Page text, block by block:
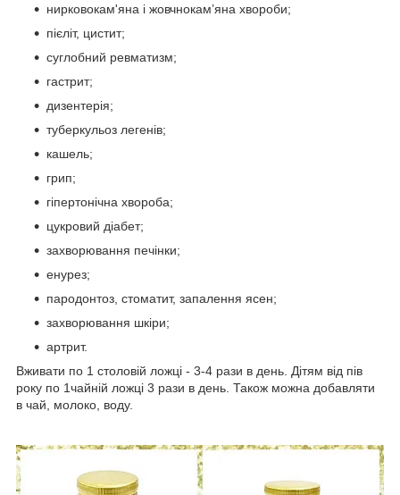
нирковокам'яна і жовчнокам’яна хвороби;
пієліт, цистит;
суглобний ревматизм;
гастрит;
дизентерія;
туберкульоз легенів;
кашель;
грип;
гіпертонічна хвороба;
цукровий діабет;
захворювання печінки;
енурез;
пародонтоз, стоматит, запалення ясен;
захворювання шкіри;
артрит.
Вживати по 1 столовій ложці - 3-4 рази в день. Дітям від пів
року по 1чайній ложці 3 рази в день. Також можна добавляти
в чай, молоко, воду.